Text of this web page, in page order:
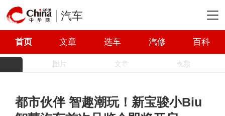
汽车
首页 文章 选车 汽修 百科
图片 文章 视频
都市伙伴 智趣潮玩！新宝骏小Biu